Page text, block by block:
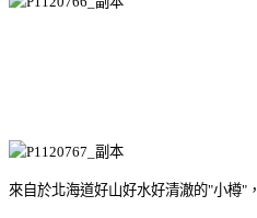
來自於北海道好山好水好清澈的"小樽"，